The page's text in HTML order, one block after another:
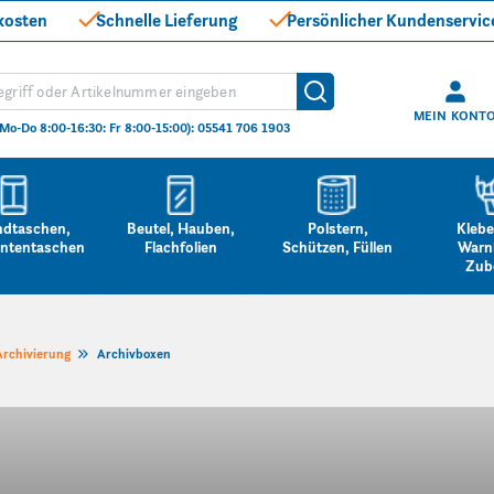
Schnelle Lieferung Persönlicher
Suche
Do 8:00-16:30: Fr 8:00-15:00): 05541 706 1903
MEIN KONTO
Beutel, Hauben,
Flachfolien
Polstern,
Schützen, Füllen
Archivboxen